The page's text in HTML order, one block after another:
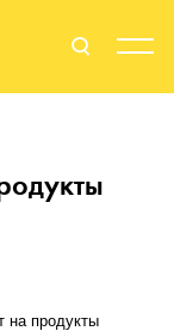
на продукты